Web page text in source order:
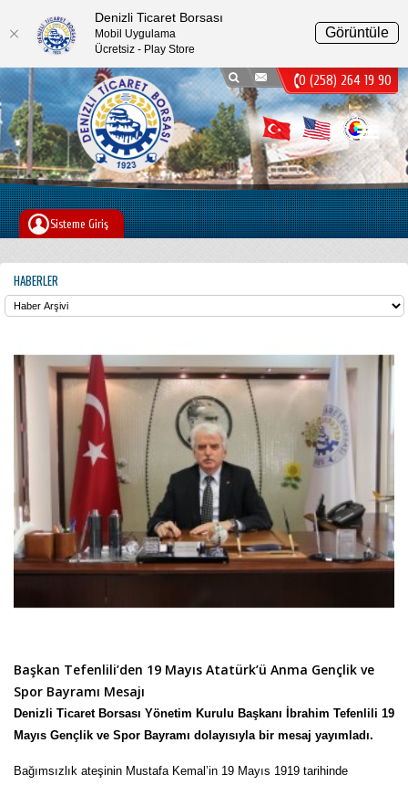
0 (258) 264 19 90
Sisteme Giriş
HABERLER
Başkan Tefenlili’den 19 Mayıs Atatürk’ü Anma Gençlik ve
Spor Bayramı Mesajı
Denizli Ticaret Borsası Yönetim Kurulu Başkanı İbrahim Tefenlili 19
Mayıs Gençlik ve Spor Bayramı dolayısıyla bir mesaj yayımladı.
Bağımsızlık ateşinin Mustafa Kemal’in 19 Mayıs 1919 tarihinde
Menu
Denizli Ticaret Borsası
Mobil Uygulama
Ücretsiz - Play Store
Görüntüle